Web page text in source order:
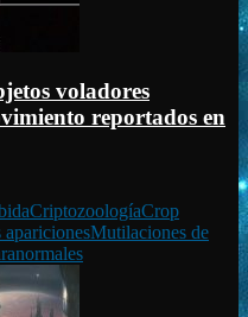
voladores
reportados en
CriptozoologíaCrop
aparicionesMutilaciones de